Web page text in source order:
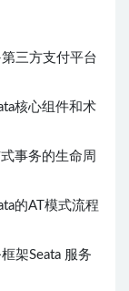
三方支付平台
核心组件和术
事务的生命周
的AT模式流程
架Seata 服务